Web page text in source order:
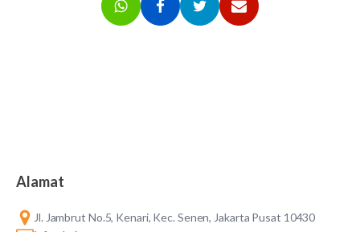
Alamat
Jl. Jambrut No.5, Kenari, Kec. Senen, Jakarta Pusat 10430